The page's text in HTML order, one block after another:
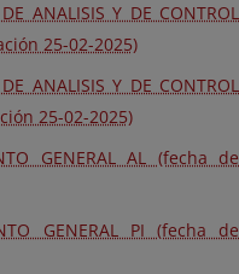
ANALISIS Y DE CONTROL
25-02-2025)
ANALISIS Y DE CONTROL
25-02-2025)
GENERAL AL (fecha de
GENERAL PI (fecha de